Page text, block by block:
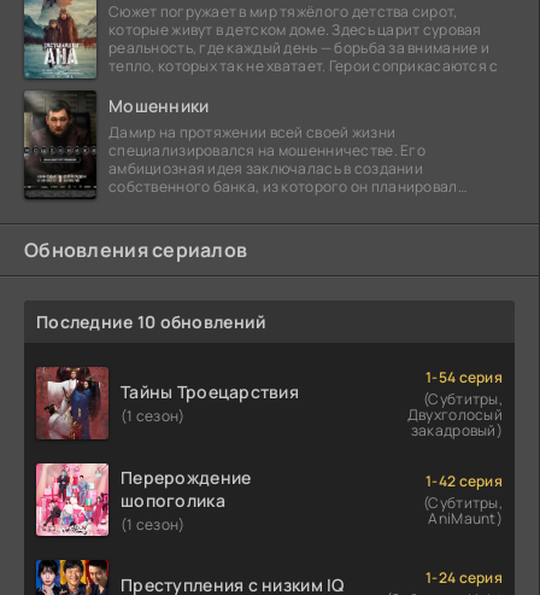
Сюжет погружает в мир тяжёлого детства сирот,
которые живут в детском доме. Здесь царит суровая
реальность, где каждый день — борьба за внимание и
тепло, которых так не хватает. Герои соприкасаются с
Мошенники
Дамир на протяжении всей своей жизни
специализировался на мошенничестве. Его
амбициозная идея заключалась в создании
собственного банка, из которого он планировал
Обновления сериалов
Последние 10 обновлений
Тайны Троецарствия
(1 сезон)
1-54 серия
(Субтитры,
Двухголосый
закадровый)
Перерождение
шопоголика
(1 сезон)
1-42 серия
(Субтитры,
AniMaunt)
Преступления с низким IQ
1-24 серия